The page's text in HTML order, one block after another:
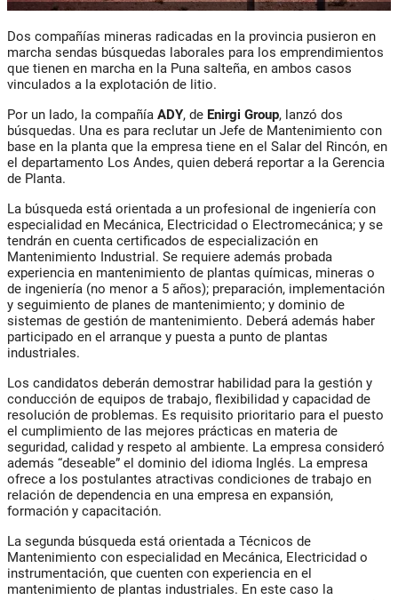
Dos compañías mineras radicadas en la provincia pusieron en
marcha sendas búsquedas laborales para los emprendimientos
que tienen en marcha en la Puna salteña, en ambos casos
vinculados a la explotación de litio.
Por un lado, la compañía ADY, de Enirgi Group, lanzó dos
búsquedas. Una es para reclutar un Jefe de Mantenimiento con
base en la planta que la empresa tiene en el Salar del Rincón, en
el departamento Los Andes, quien deberá reportar a la Gerencia
de Planta.
La búsqueda está orientada a un profesional de ingeniería con
especialidad en Mecánica, Electricidad o Electromecánica; y se
tendrán en cuenta certificados de especialización en
Mantenimiento Industrial. Se requiere además probada
experiencia en mantenimiento de plantas químicas, mineras o
de ingeniería (no menor a 5 años); preparación, implementación
y seguimiento de planes de mantenimiento; y dominio de
sistemas de gestión de mantenimiento. Deberá además haber
participado en el arranque y puesta a punto de plantas
industriales.
Los candidatos deberán demostrar habilidad para la gestión y
conducción de equipos de trabajo, flexibilidad y capacidad de
resolución de problemas. Es requisito prioritario para el puesto
el cumplimiento de las mejores prácticas en materia de
seguridad, calidad y respeto al ambiente. La empresa consideró
además “deseable” el dominio del idioma Inglés. La empresa
ofrece a los postulantes atractivas condiciones de trabajo en
relación de dependencia en una empresa en expansión,
formación y capacitación.
La segunda búsqueda está orientada a Técnicos de
Mantenimiento con especialidad en Mecánica, Electricidad o
instrumentación, que cuenten con experiencia en el
mantenimiento de plantas industriales. En este caso la